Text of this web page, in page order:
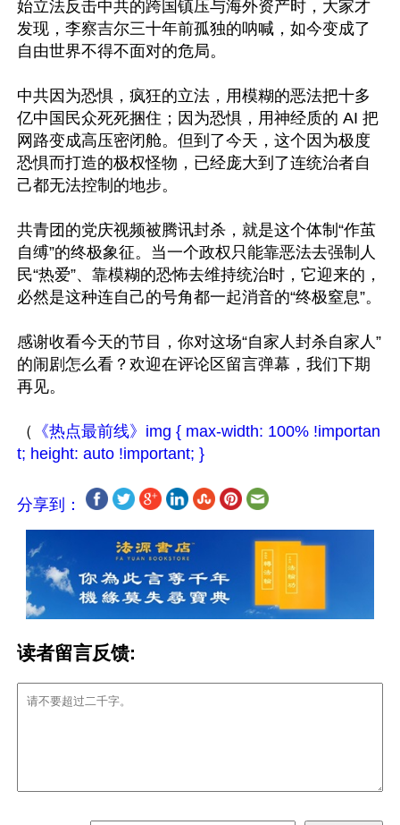
始立法反击中共的跨国镇压与海外资产时，大家才
发现，李察吉尔三十年前孤独的呐喊，如今变成了
自由世界不得不面对的危局。
中共因为恐惧，疯狂的立法，用模糊的恶法把十多
亿中国民众死死捆住；因为恐惧，用神经质的 AI 把
网路变成高压密闭舱。但到了今天，这个因为极度
恐惧而打造的极权怪物，已经庞大到了连统治者自
己都无法控制的地步。
共青团的党庆视频被腾讯封杀，就是这个体制“作茧
自缚”的终极象征。当一个政权只能靠恶法去强制人
民“热爱”、靠模糊的恐怖去维持统治时，它迎来的，
必然是这种连自己的号角都一起消音的“终极窒息”。
感谢收看今天的节目，你对这场“自家人封杀自家人”
的闹剧怎么看？欢迎在评论区留言弹幕，我们下期
再见。
（
《热点最前线》img { max-width: 100% !importan
t; height: auto !important; }
分享到：
读者留言反馈: